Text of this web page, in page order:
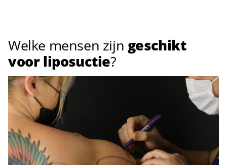
Welke mensen zijn geschikt
voor liposuctie?